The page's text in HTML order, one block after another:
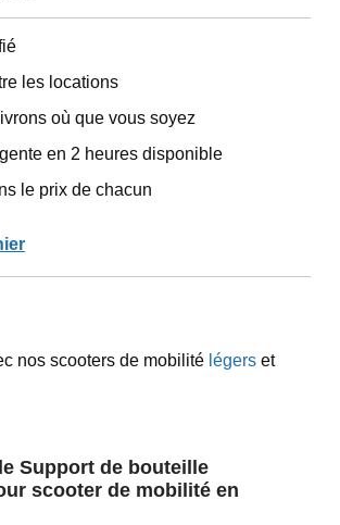
les locations
où que vous soyez
en 2 heures disponible
le prix de chacun
nos scooters de mobilité légerset
Support de bouteille
scooter de mobilité en